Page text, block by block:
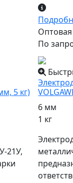
Оптовая
По
5 кг)
21У,
6 мм
1 кг